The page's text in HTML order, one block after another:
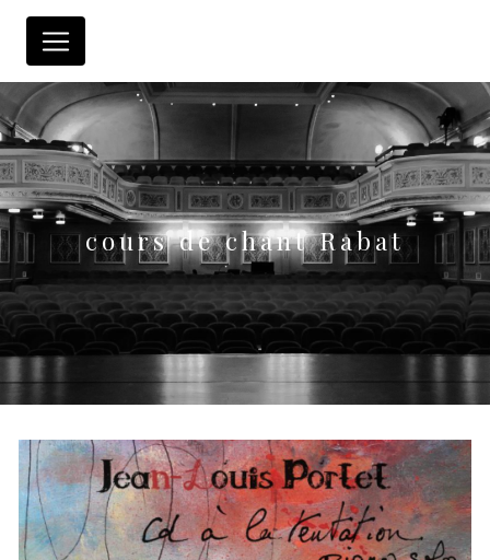
Panneau de gestion des cookies
cours de chant Rabat